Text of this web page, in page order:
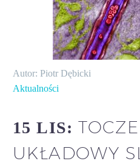
Autor: Piotr Dębicki
Aktualności
15 LIS:
UKŁADOWY